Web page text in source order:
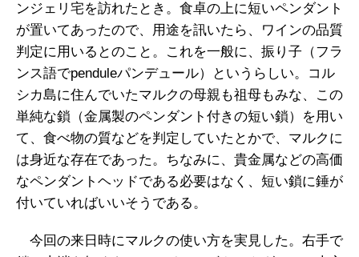
ンジェリ宅を訪れたとき。食卓の上に短いペンダント
が置いてあったので、用途を訊いたら、ワインの品質
判定に用いるとのこと。これを一般に、振り子（フラ
ンス語でpenduleパンデュール）というらしい。コル
シカ島に住んでいたマルクの母親も祖母もみな、この
単純な鎖（金属製のペンダント付きの短い鎖）を用い
て、食べ物の質などを判定していたとかで、マルクに
は身近な存在であった。ちなみに、貴金属などの高価
なペンダントヘッドである必要はなく、短い鎖に錘が
付いていればいいそうである。
今回の来日時にマルクの使い方を実見した。右手で